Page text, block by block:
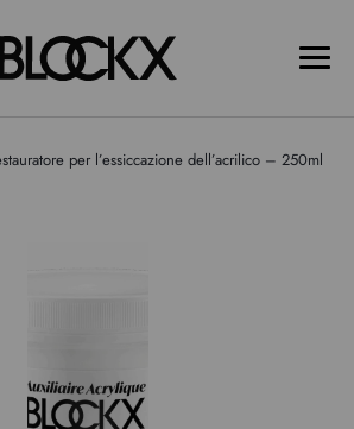
per l’essiccazione dell’acrilico – 250ml